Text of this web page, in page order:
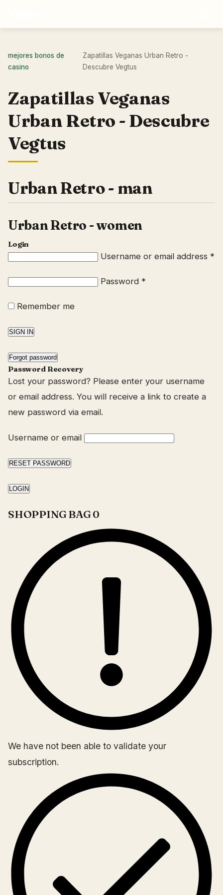
mejores bonos de
casino
Zapatillas Veganas Urban Retro -
Descubre Vegtus
Zapatillas Veganas
Urban Retro - Descubre
Vegtus
Urban Retro - man
Urban Retro - women
Login
Username or email address *
Password *
Remember me
SIGN IN
Forgot password
Password Recovery
Lost your password? Please enter your username
or email address. You will receive a link to create a
new password via email.
Username or email
RESET PASSWORD
LOGIN
SHOPPING BAG0
We have not been able to validate your
subscription.